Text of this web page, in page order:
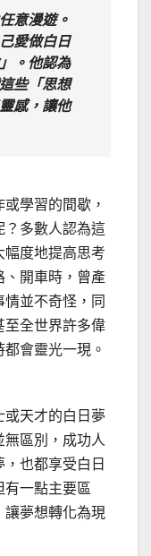
意漫遊。
愛做白日
。他認為
些「思想
感，讓他
學習的間歇，
？多數人認為這
幅度地提高思考
、開車時，曾產
並不奇怪，同
至全世界許多偉
會靈光一現。
或天才的白日夢
區別，成功人
也都享受白日
有一點主要區
讓夢想轉化為現